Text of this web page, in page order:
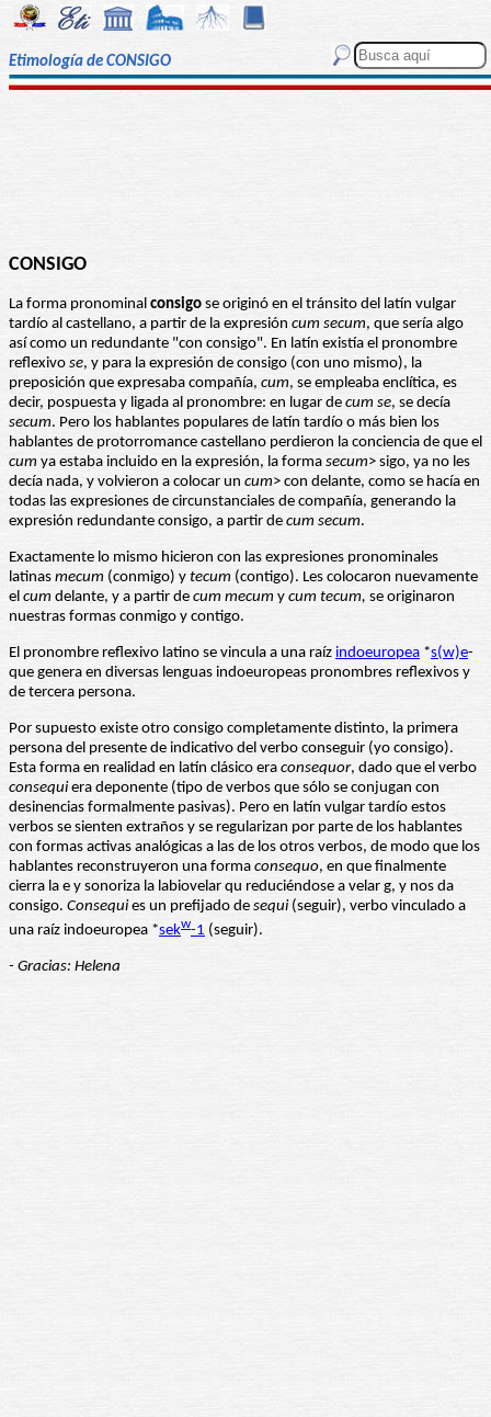
Etimología de CONSIGO
CONSIGO
La forma pronominal consigo se originó en el tránsito del latín vulgar
tardío al castellano, a partir de la expresión cum secum, que sería algo
así como un redundante "con consigo". En latín existía el pronombre
reflexivo se, y para la expresión de consigo (con uno mismo), la
preposición que expresaba compañía, cum, se empleaba enclítica, es
decir, pospuesta y ligada al pronombre: en lugar de cum se, se decía
secum. Pero los hablantes populares de latín tardío o más bien los
hablantes de protorromance castellano perdieron la conciencia de que el
cum ya estaba incluido en la expresión, la forma secum> sigo, ya no les
decía nada, y volvieron a colocar un cum> con delante, como se hacía en
todas las expresiones de circunstanciales de compañía, generando la
expresión redundante consigo, a partir de cum secum.
Exactamente lo mismo hicieron con las expresiones pronominales
latinas mecum (conmigo) y tecum (contigo). Les colocaron nuevamente
el cum delante, y a partir de cum mecum y cum tecum, se originaron
nuestras formas conmigo y contigo.
El pronombre reflexivo latino se vincula a una raíz indoeuropea *s(w)e-
que genera en diversas lenguas indoeuropeas pronombres reflexivos y
de tercera persona.
Por supuesto existe otro consigo completamente distinto, la primera
persona del presente de indicativo del verbo conseguir (yo consigo).
Esta forma en realidad en latín clásico era consequor, dado que el verbo
consequiera deponente (tipo de verbos que sólo se conjugan con
desinencias formalmente pasivas). Pero en latín vulgar tardío estos
verbos se sienten extraños y se regularizan por parte de los hablantes
con formas activas analógicas a las de los otros verbos, de modo que los
hablantes reconstruyeron una forma consequo, en que finalmente
cierra la e y sonoriza la labiovelar qu reduciéndose a velar g, y nos da
consigo. Consequies un prefijado de sequi(seguir), verbo vinculado a
una raíz indoeuropea *sekw-1 (seguir).
- Gracias: Helena